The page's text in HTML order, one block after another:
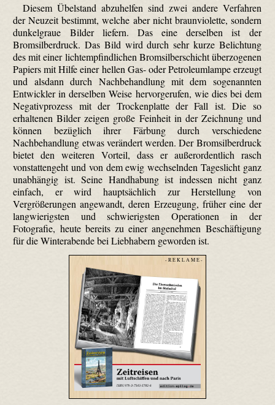
Diesem Übelstand abzuhelfen sind zwei andere Verfahren
der Neuzeit bestimmt, welche aber nicht braunviolette, sondern
dunkelgraue Bilder liefern. Das eine derselben ist der
Bromsilberdruck. Das Bild wird durch sehr kurze Belichtung
des mit einer lichtempfindlichen Brom­silber­schicht überzogenen
Papiers mit Hilfe einer hellen Gas- oder Petroleumlampe erzeugt
und alsdann durch Nachbehandlung mit dem sogenannten
Entwickler in derselben Weise hervorgerufen, wie dies bei dem
Negativprozess mit der Trockenplatte der Fall ist. Die so
erhaltenen Bilder zeigen große Feinheit in der Zeichnung und
können bezüglich ihrer Färbung durch verschiedene
Nachbehandlung etwas verändert werden. Der Bromsilberdruck
bietet den weiteren Vorteil, dass er außerordentlich rasch
vonstattengeht und von dem ewig wechselnden Tageslicht ganz
unabhängig ist. Seine Handhabung ist indessen nicht ganz
einfach, er wird hauptsächlich zur Herstellung von
Vergrößerungen angewandt, deren Erzeugung, früher eine der
lang­wierigsten und schwierigsten Operationen in der
Fotografie, heute bereits zu einer angenehmen Beschäftigung
für die Winterabende bei Liebhabern geworden ist.
- R E K L A M E -